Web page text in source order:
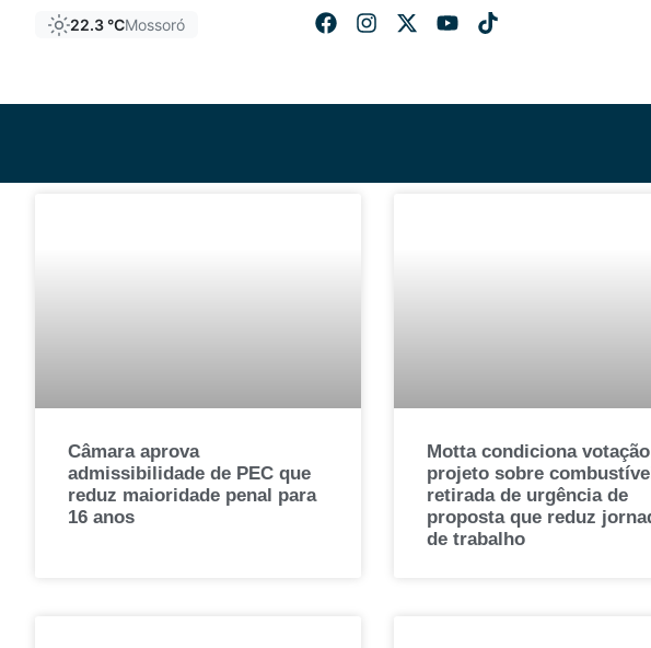
22.3 °CMossoró
Câmara aprova
admissibilidade de PEC que
reduz maioridade penal para
16 anos
Motta condiciona
projeto sobre
retirada de urgência de
proposta que reduz
de trabalho